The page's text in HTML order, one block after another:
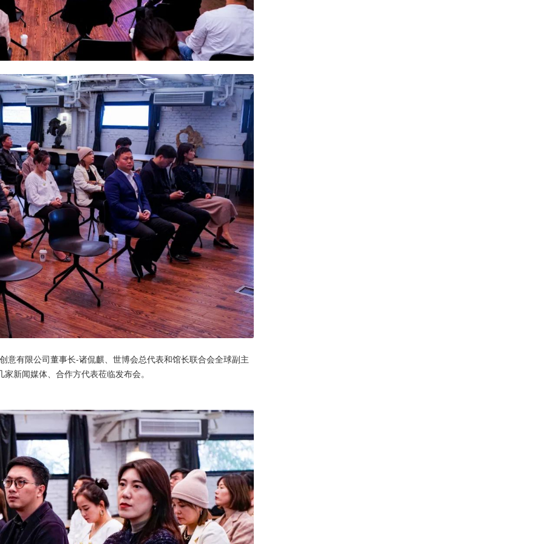
意有限公司董事长-诸侃麒、世博会总代表和馆长联合会全球副主
新闻媒体、合作方代表莅临发布会。